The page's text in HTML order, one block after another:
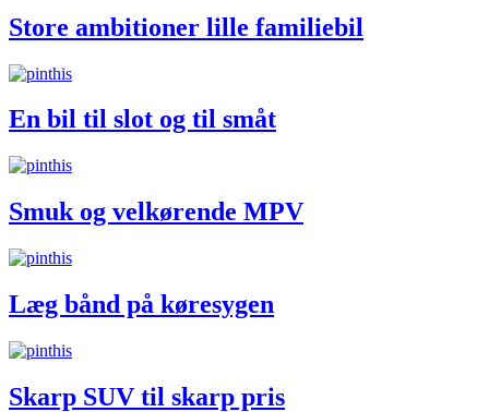
Store ambitioner lille familiebil
En bil til slot og til småt
Smuk og velkørende MPV
Læg bånd på køresygen
Skarp SUV til skarp pris